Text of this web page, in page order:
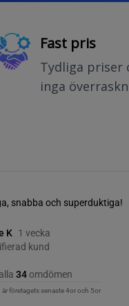
Fast pris
Tydliga priser
inga